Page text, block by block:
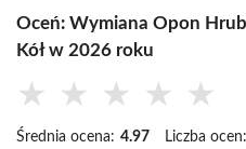
Oceń: Wymiana Opon
Kół w 2026 roku
★ ★ ★ ★ ★
Średnia ocena: 4.97 Liczba ocen: